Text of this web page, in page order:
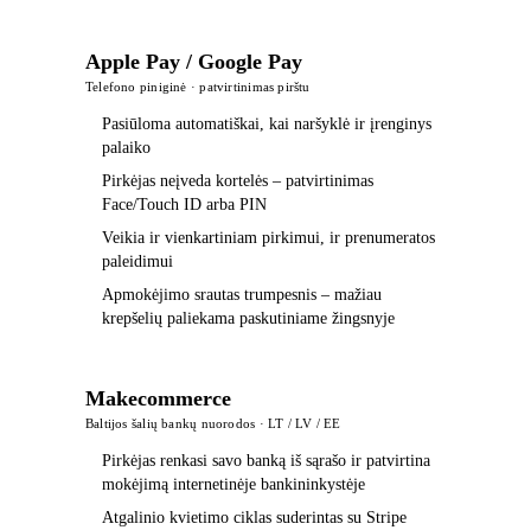
Apple Pay / Google Pay
Telefono piniginė · patvirtinimas pirštu
Pasiūloma automatiškai, kai naršyklė ir įrenginys
palaiko
Pirkėjas neįveda kortelės – patvirtinimas
Face/Touch ID arba PIN
Veikia ir vienkartiniam pirkimui, ir prenumeratos
paleidimui
Apmokėjimo srautas trumpesnis – mažiau
krepšelių paliekama paskutiniame žingsnyje
Makecommerce
Baltijos šalių bankų nuorodos · LT / LV / EE
Pirkėjas renkasi savo banką iš sąrašo ir patvirtina
mokėjimą internetinėje bankininkystėje
Atgalinio kvietimo ciklas suderintas su Stripe